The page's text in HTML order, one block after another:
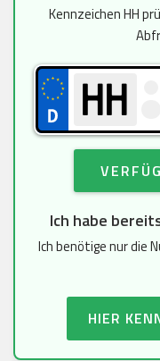
springenKennzeichen HH
Ich habe
Ich benötige nur die
HIER